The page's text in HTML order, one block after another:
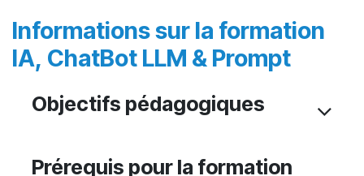
Informations sur la formation
IA, ChatBot LLM & Prompt
Objectifs pédagogiques
Prérequis pour la formation